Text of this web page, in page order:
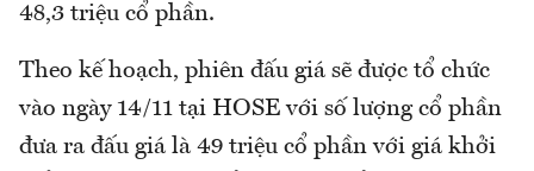
48,3 triệu cổ phần.
Theo kế hoạch, phiên đấu giá sẽ được tổ chức
vào ngày 14/11 tại HOSE với số lượng cổ phần
đưa ra đấu giá là 49 triệu cổ phần với giá khởi